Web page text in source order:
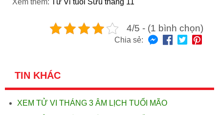
Xem thêm: Tử Vi tuổi Sửu tháng 11
4/5 - (1 bình chọn)
Chia sẻ:
TIN KHÁC
XEM TỬ VI THÁNG 3 ÂM LỊCH TUỔI MÃO